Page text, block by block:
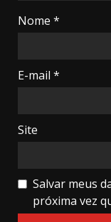
Nome *
E-mail *
Site
Salvar meus
próxima vez